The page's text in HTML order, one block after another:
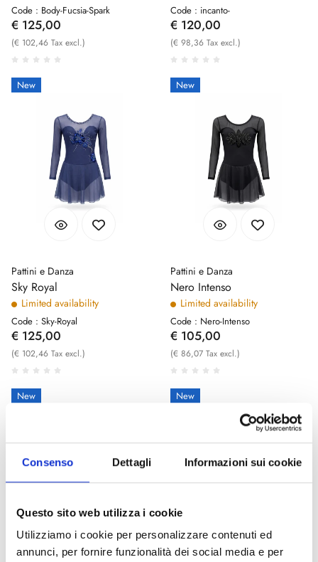
Consenso Dettagli Informazioni sui cookie
Questo sito web utilizza i cookie
Utilizziamo i cookie per personalizzare contenuti ed
annunci, per fornire funzionalità dei social media e per
Code : Body-Fucsia-Spark
€ 125,00
(€ 102,46 Tax excl.)
Code : incanto-
€ 120,00
(€ 98,36 Tax excl.)
New
Pattini e Danza
Sky Royal
Limited availability
Code : Sky-Royal
€ 125,00
(€ 102,46 Tax excl.)
New
Pattini e Danza
Nero Intenso
Limited availability
Code : Nero-Intenso
€ 105,00
(€ 86,07 Tax excl.)
New New